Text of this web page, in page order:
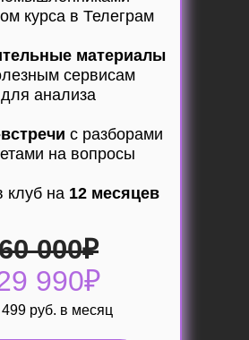
руб. в месяц
990₽
000₽
курса в Телеграм
материалы
сервисам
для анализа
с разборами
на вопросы
клуб на 12 месяцев